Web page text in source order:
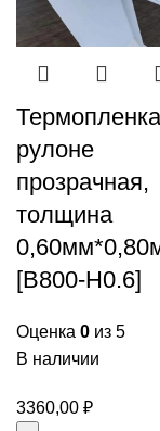
рулоне
прозрачная,
толщина
[B800-H0.6]
Оценка 0 из 5
В наличии
3360,00 ₽